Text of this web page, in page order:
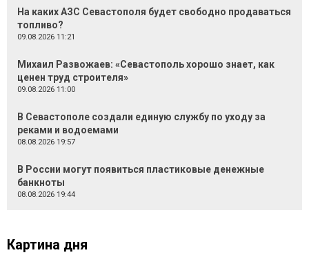
На каких АЗС Севастополя будет свободно продаваться
топливо?
09.08.2026 11:21
Михаил Развожаев: «Севастополь хорошо знает, как
ценен труд строителя»
09.08.2026 11:00
В Севастополе создали единую службу по уходу за
реками и водоемами
08.08.2026 19:57
В России могут появиться пластиковые денежные
банкноты
08.08.2026 19:44
Картина дня